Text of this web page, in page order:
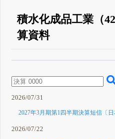
積水化成品工業（
算資料
詳しく見られる無料でβ版を
登録すると永久30%OFFと
2026/07/31
2027年3月期第1四半期決算短信〔日
2026/07/22